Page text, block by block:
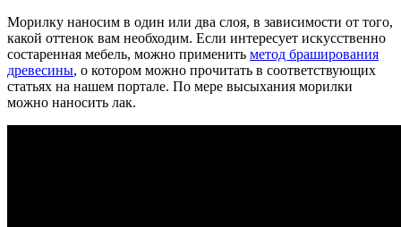
Морилку наносим в один или два слоя, в зависимости от того,
какой оттенок вам необходим. Если интересует искусственно
состаренная мебель, можно применить метод браширования
древесины, о котором можно прочитать в соответствующих
статьях на нашем портале. По мере высыхания морилки
можно наносить лак.